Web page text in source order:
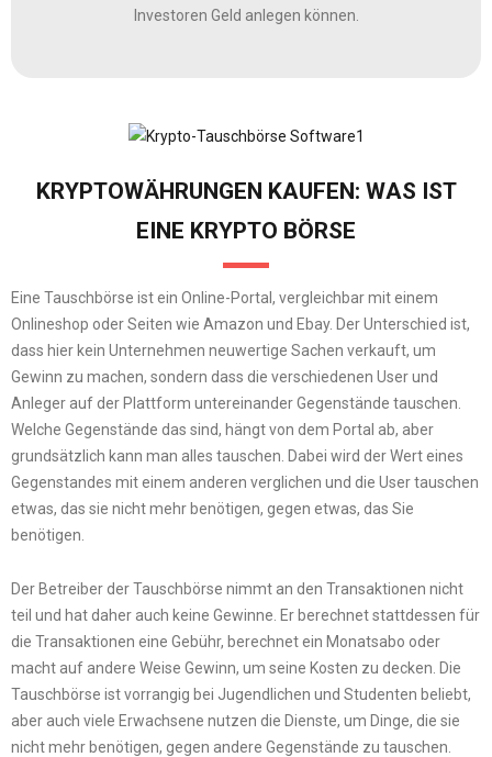
Investoren Geld anlegen können.
KRYPTOWÄHRUNGEN KAUFEN: WAS IST
EINE KRYPTO BÖRSE
Eine Tauschbörse ist ein Online-Portal, vergleichbar mit einem
Onlineshop oder Seiten wie Amazon und Ebay. Der Unterschied ist,
dass hier kein Unternehmen neuwertige Sachen verkauft, um
Gewinn zu machen, sondern dass die verschiedenen User und
Anleger auf der Plattform untereinander Gegenstände tauschen.
Welche Gegenstände das sind, hängt von dem Portal ab, aber
grundsätzlich kann man alles tauschen. Dabei wird der Wert eines
Gegenstandes mit einem anderen verglichen und die User tauschen
etwas, das sie nicht mehr benötigen, gegen etwas, das Sie
benötigen.
Der Betreiber der Tauschbörse nimmt an den Transaktionen nicht
teil und hat daher auch keine Gewinne. Er berechnet stattdessen für
die Transaktionen eine Gebühr, berechnet ein Monatsabo oder
macht auf andere Weise Gewinn, um seine Kosten zu decken. Die
Tauschbörse ist vorrangig bei Jugendlichen und Studenten beliebt,
aber auch viele Erwachsene nutzen die Dienste, um Dinge, die sie
nicht mehr benötigen, gegen andere Gegenstände zu tauschen.